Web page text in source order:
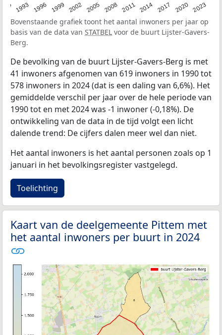
1993 1996 1999 2002 2005 2008 2011 2014 2017 2020 2023
Bovenstaande grafiek toont het aantal inwoners per jaar op
basis van de data van STATBEL voor de buurt Lijster-Gavers-
Berg.
De bevolking van de buurt Lijster-Gavers-Berg is met
41 inwoners afgenomen van 619 inwoners in 1990 tot
578 inwoners in 2024 (dat is een daling van 6,6%). Het
gemiddelde verschil per jaar over de hele periode van
1990 tot en met 2024 was -1 inwoner (-0,18%). De
ontwikkeling van de data in de tijd volgt een licht
dalende trend: De cijfers dalen meer wel dan niet.
Het aantal inwoners is het aantal personen zoals op 1
januari in het bevolkingsregister vastgelegd.
Toelichting
Kaart van de deelgemeente Pittem met
het aantal inwoners per buurt in 2024